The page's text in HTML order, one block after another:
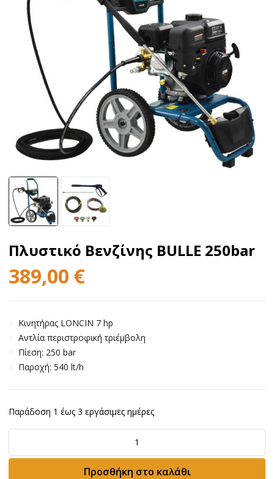
Πλυστικό Βενζίνης BULLE 250bar
389,00 €
Κινητήρας LONCIN 7 hp
Αντλία περιστροφική τριέμβολη
Πίεση: 250 bar
Παροχή: 540 lt/h
Παράδοση 1 έως 3 εργάσιμες ημέρες
BULLE
Προσθήκη στο καλάθι